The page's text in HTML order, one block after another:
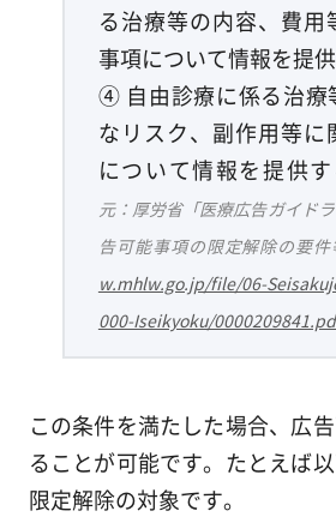
る治療等の内容、費用
事項について情報を提
④ 自由診療に係る治療
なリスク、副作用等に
について情報を提供
元：厚労省「医療広告ガイド
告可能事項の限定解除の要件
w.mhlw.go.jp/file/06-
000-Iseikyoku/
この条件を満たした場合、広
ることが可能です。たとえば
限定解除の対象です。